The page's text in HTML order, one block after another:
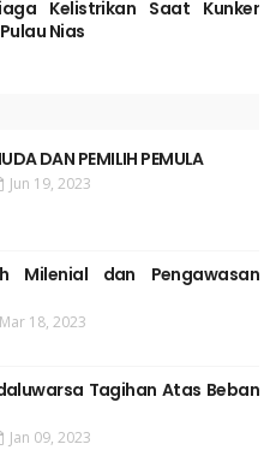
Kelistrikan Saat Kunker
Nias
DAN PEMILIH PEMULA
Jun 19, 2023
Milenial dan Pengawasan
Mar 18, 2023
Tagihan Atas Beban
Jan 09, 2023